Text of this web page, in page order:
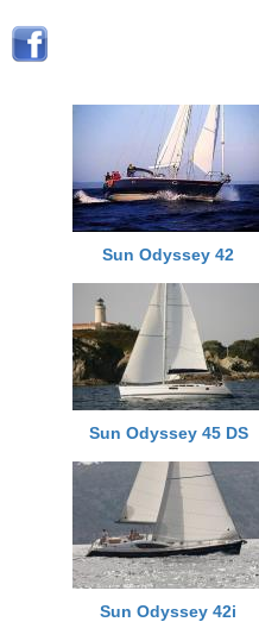
Sun Odyssey 42
Sun Odyssey 45 DS
Sun Odyssey 42i